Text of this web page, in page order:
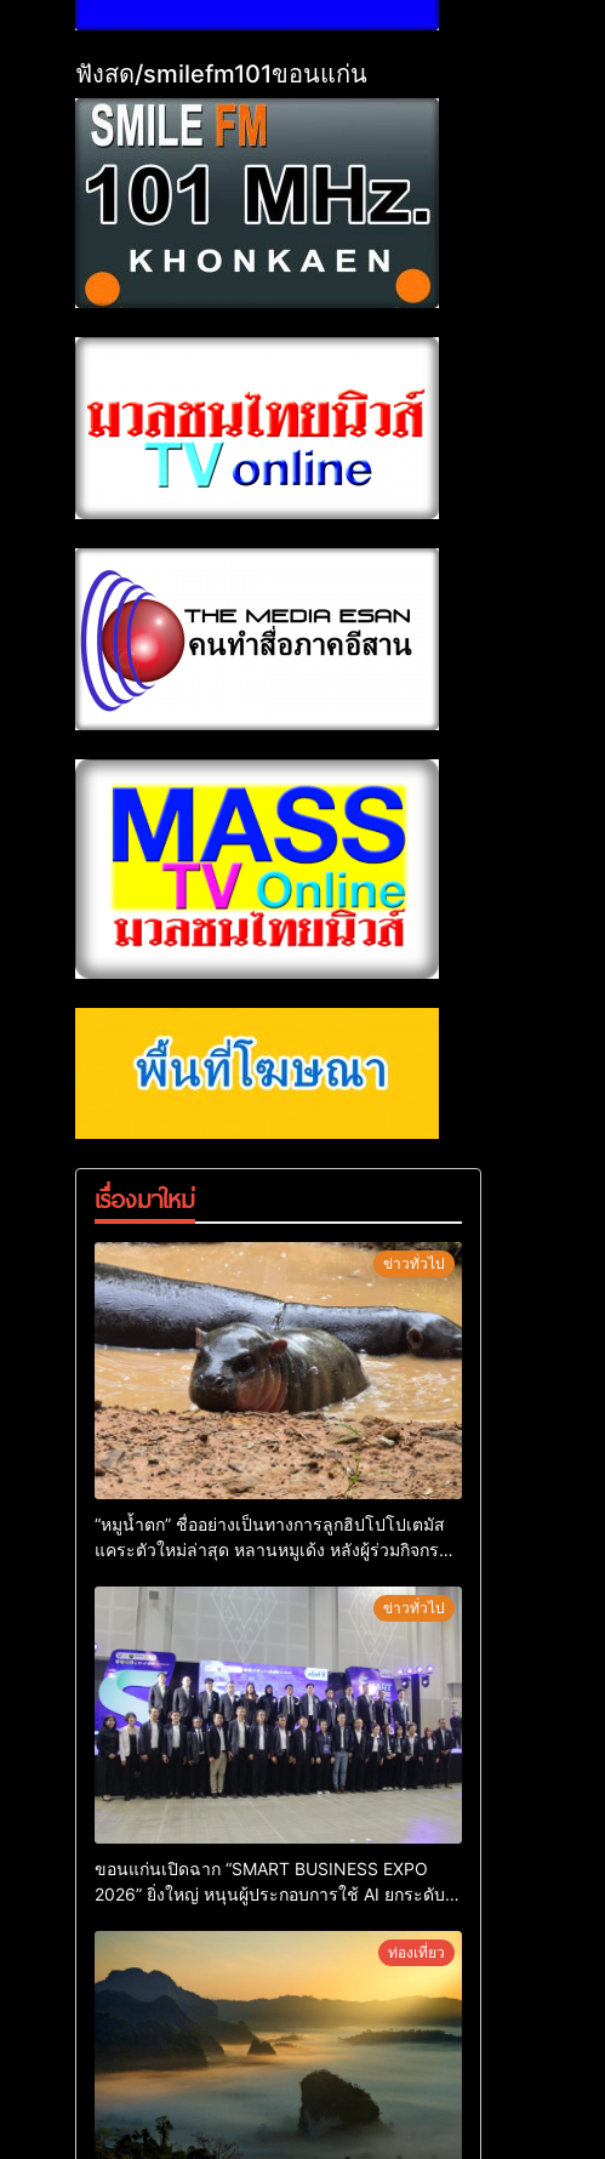
ฟังสด/smilefm101ขอนแก่น
เรื่องมาใหม่
ข่าวทั่วไป
“หมูน้ำตก” ชื่ออย่างเป็นทางการลูกฮิปโปโปเตมัส
แคระตัวใหม่ล่าสุด หลานหมูเด้ง หลังผู้ร่วมกิจกรรม
ข่าวทั่วไป
ขอนแก่นเปิดฉาก “SMART BUSINESS EXPO
2026” ยิ่งใหญ่ หนุนผู้ประกอบการใช้ AI ยกระดับ
ท่องเที่ยว